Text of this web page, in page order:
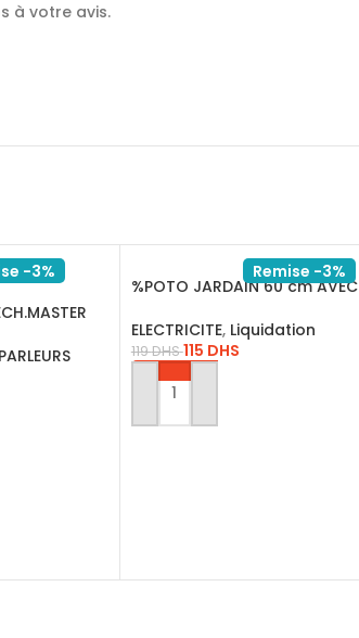
à votre avis.
-3% Remise -3%
%POTO JARDAIN 60 cm AVEC
ELECTRICITE, Liquidation
119DHS115 DHS
AJOUTER AU PANIER